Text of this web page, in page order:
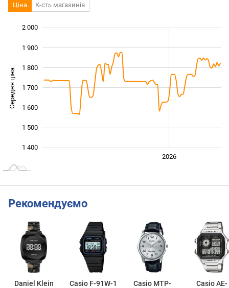
Ціна К-сть магазинів
Середня ціна 1 400
1 400
1 500
1 600
1 700
1 800
1 900
2 000
2026
Рекомендуємо
Daniel Klein
Casio F-91W-1
Casio MTP-
Casio AE-